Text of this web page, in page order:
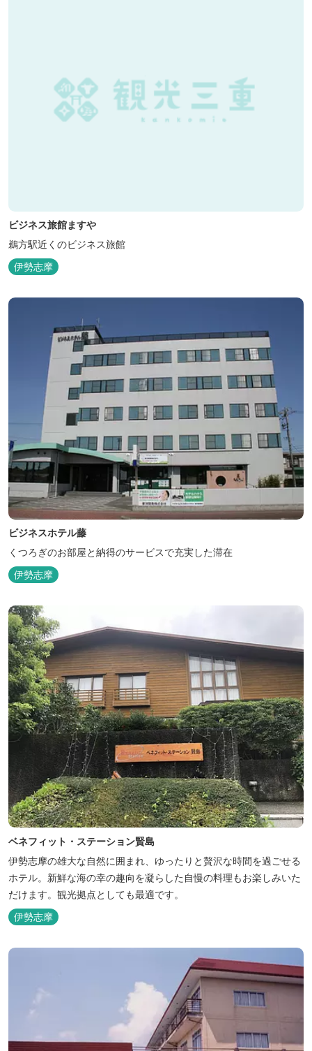
ビジネス旅館ますや
鵜方駅近くのビジネス旅館
伊勢志摩
ビジネスホテル藤
くつろぎのお部屋と納得のサービスで充実した滞在
伊勢志摩
ベネフィット・ステーション賢島
伊勢志摩の雄大な自然に囲まれ、ゆったりと贅沢な時間を過ごせる
ホテル。新鮮な海の幸の趣向を凝らした自慢の料理もお楽しみいた
だけます。観光拠点としても最適です。
伊勢志摩